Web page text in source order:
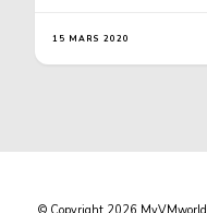
15 MARS 2020